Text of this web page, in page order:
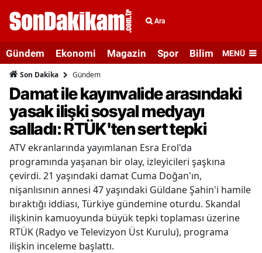
Ara
Gündem Ekonomi Magazin Spor Bilim veMENÜ
Son Dakika Gündem
Damat ile kayınvalide arasındaki
yasak ilişki sosyal medyayı
salladı: RTÜK'ten sert tepki
ATV ekranlarında yayımlanan Esra Erol'da
programında yaşanan bir olay, izleyicileri şaşkına
çevirdi. 21 yaşındaki damat Cuma Doğan'ın,
nişanlısının annesi 47 yaşındaki Güldane Şahin'i hamile
bıraktığı iddiası, Türkiye gündemine oturdu. Skandal
ilişkinin kamuoyunda büyük tepki toplaması üzerine
RTÜK (Radyo ve Televizyon Üst Kurulu), programa
ilişkin inceleme başlattı.